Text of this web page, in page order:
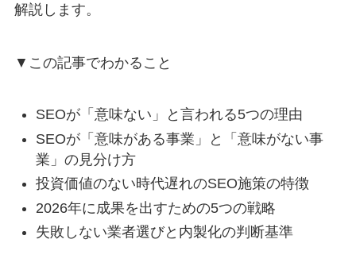
解説します。
▼この記事でわかること
SEOが「意味ない」と言われる5つの理由
SEOが「意味がある事業」と「意味がない事
業」の見分け方
投資価値のない時代遅れのSEO施策の特徴
2026年に成果を出すための5つの戦略
失敗しない業者選びと内製化の判断基準